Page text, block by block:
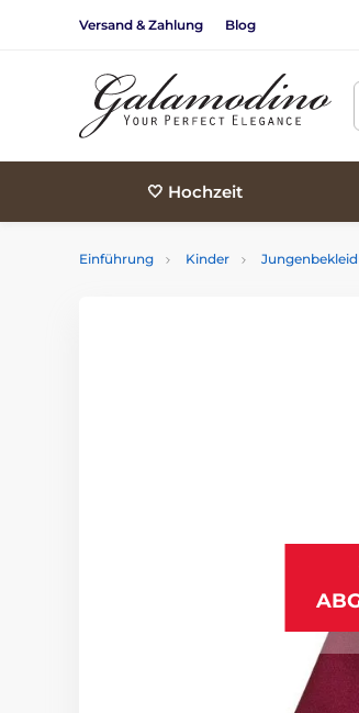
Versand & Zahlung Blog
🤍 Hochzeit
Einführung Kinder